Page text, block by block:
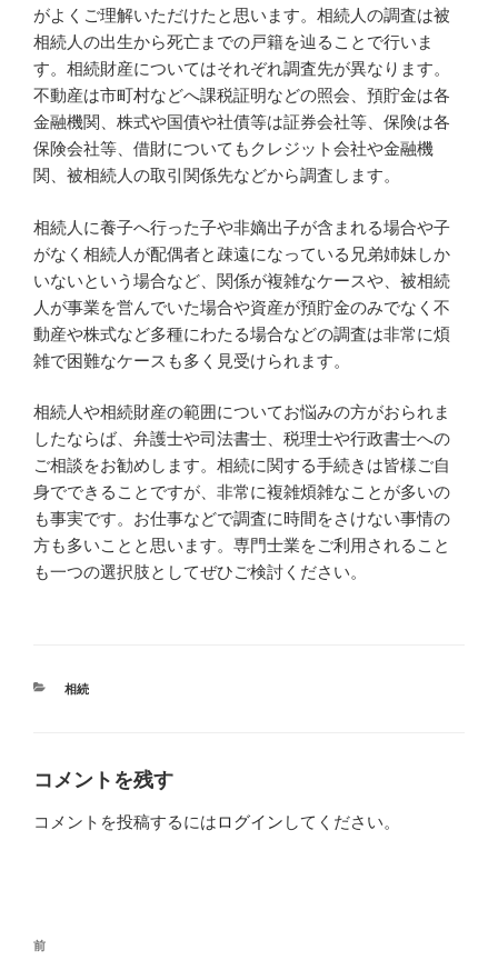
がよくご理解いただけたと思います。相続人の調査は被
相続人の出生から死亡までの戸籍を辿ることで行いま
す。相続財産についてはそれぞれ調査先が異なります。
不動産は市町村などへ課税証明などの照会、預貯金は各
金融機関、株式や国債や社債等は証券会社等、保険は各
保険会社等、借財についてもクレジット会社や金融機
関、被相続人の取引関係先などから調査します。
相続人に養子へ行った子や非嫡出子が含まれる場合や子
がなく相続人が配偶者と疎遠になっている兄弟姉妹しか
いないという場合など、関係が複雑なケースや、被相続
人が事業を営んでいた場合や資産が預貯金のみでなく不
動産や株式など多種にわたる場合などの調査は非常に煩
雑で困難なケースも多く見受けられます。
相続人や相続財産の範囲についてお悩みの方がおられま
したならば、弁護士や司法書士、税理士や行政書士への
ご相談をお勧めします。相続に関する手続きは皆様ご自
身でできることですが、非常に複雑煩雑なことが多いの
も事実です。お仕事などで調査に時間をさけない事情の
方も多いことと思います。専門士業をご利用されること
も一つの選択肢としてぜひご検討ください。
カ
ー
相続
コメントを残す
コメントを投稿するにはログイン してください。
投
過
前